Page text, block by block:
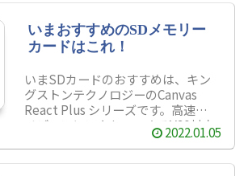
対象となっています。
いまおすすめのSDメモリー
カードはこれ！
いまSDカードのおすすめは、キン
グストンテクノロジーのCanvas
React Plus シリーズです。高速に
メディアにアクセスできるV90対応
で撮影用（カメラ・動画）などの用
途に最適です。また、UHS-IIカー
2022.01.05